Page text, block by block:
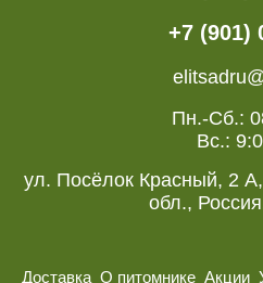
+7 (901)
Пн.-Сб.:
Вс.:
ул. Посёлок Красный, 2
обл.,
Доставка О питомнике Акции